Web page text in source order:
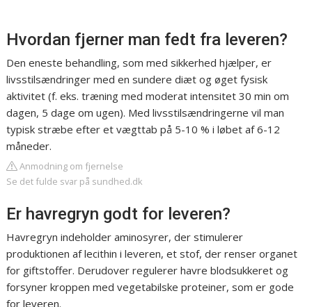
Hvordan fjerner man fedt fra leveren?
Den eneste behandling, som med sikkerhed hjælper, er
livsstilsændringer med en sundere diæt og øget fysisk
aktivitet (f. eks. træning med moderat intensitet 30 min om
dagen, 5 dage om ugen). Med livsstilsændringerne vil man
typisk stræbe efter et vægttab på 5-10 % i løbet af 6-12
måneder.
Anmodning om fjernelse
Se det fulde svar på sundhed.dk
Er havregryn godt for leveren?
Havregryn indeholder aminosyrer, der stimulerer
produktionen af lecithin i leveren, et stof, der renser organet
for giftstoffer. Derudover regulerer havre blodsukkeret og
forsyner kroppen med vegetabilske proteiner, som er gode
for leveren.